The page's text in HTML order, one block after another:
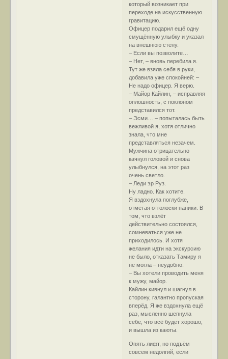
который возникает при
переходе на искусственную
гравитацию.
Офицер подарил ещё одну
смущённую улыбку и указал
на внешнюю стену.
– Если вы позволите…
– Нет, – вновь перебила я.
Тут же взяла себя в руки,
добавила уже спокойней: –
Не надо офицер. Я верю.
– Майор Кайлин, – исправляя
оплошность, с поклоном
представился тот.
– Эсми… – попыталась быть
вежливой я, хотя отлично
знала, что мне
представляться незачем.
Мужчина отрицательно
качнул головой и снова
улыбнулся, на этот раз
очень светло.
– Леди эр Руз.
Ну ладно. Как хотите.
Я вздохнула поглубже,
отметая отголоски паники. В
том, что взлёт
действительно состоялся,
сомневаться уже не
приходилось. И хотя
желания идти на экскурсию
не было, отказать Тамиру я
не могла – неудобно.
– Вы хотели проводить меня
к мужу, майор.
Кайлин кивнул и шагнул в
сторону, галантно пропуская
вперёд. Я же вздохнула ещё
раз, мысленно шепнула
себе, что всё будет хорошо,
и вышла из каюты.
Опять лифт, но подъём
совсем недолгий, если